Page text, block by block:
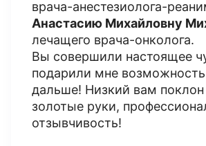
врача-анестезиолога-
Анастасию Михайловну
лечащего врача-онколога.
Вы совершили настоящее
подарили мне
дальше! Низкий вам
золотые руки,
отзывчивость!